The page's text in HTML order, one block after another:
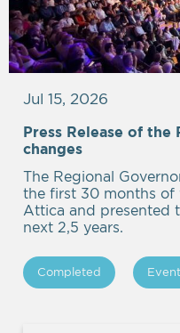
Jul 15, 2026
Press Release of
changes
The Regional
the first 30 months
Attica and presented
next 2,5 years.
Completed